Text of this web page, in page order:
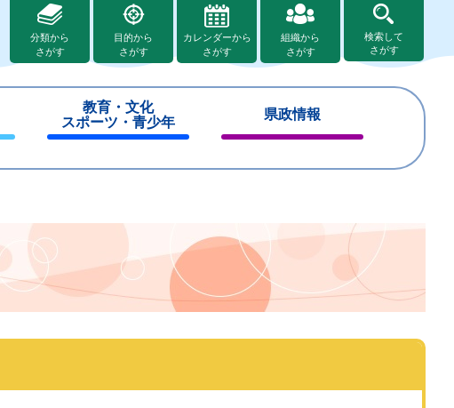
分類から
さがす
目的から
さがす
カレンダーから
さがす
組織から
さがす
検索して
さがす
教育・文化
スポーツ・青少年
じ
県政情報
じ